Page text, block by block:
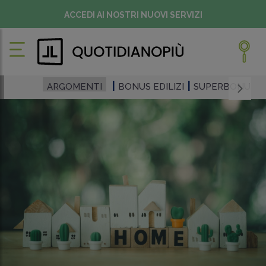
ACCEDI AI NOSTRI NUOVI SERVIZI
ARGOMENTI BONUS EDILIZI SUPERBONUS